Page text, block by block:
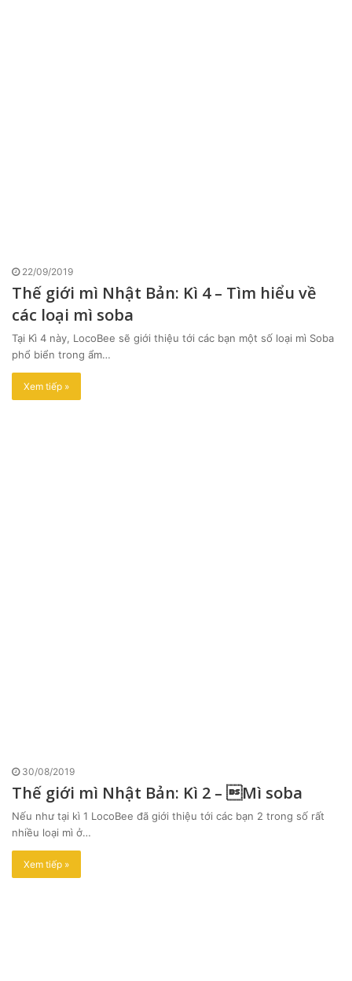
22/09/2019
Thế giới mì Nhật Bản: Kì 4 – Tìm hiểu về
các loại mì soba
Tại Kì 4 này, LocoBee sẽ giới thiệu tới các bạn một số loại mì Soba
phổ biển trong ẩm…
Xem tiếp »
30/08/2019
Thế giới mì Nhật Bản: Kì 2 – Mì soba
Nếu như tại kì 1 LocoBee đã giới thiệu tới các bạn 2 trong số rất
nhiều loại mì ở…
Xem tiếp »